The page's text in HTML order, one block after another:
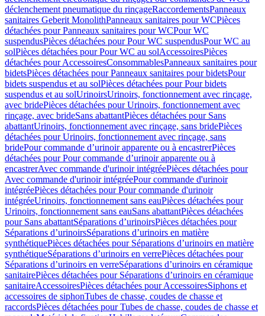
déclenchement pneumatique du rinçageRaccordementsPanneaux
sanitaires Geberit MonolithPanneaux sanitaires pour WCPièces
détachées pour Panneaux sanitaires pour WCPour WC
suspendusPièces détachées pour Pour WC suspendusPour WC au
solPièces détachées pour Pour WC au solAccessoiresPièces
détachées pour AccessoiresConsommablesPanneaux sanitaires pour
bidetsPièces détachées pour Panneaux sanitaires pour bidetsPour
bidets suspendus et au solPièces détachées pour Pour bidets
suspendus et au solUrinoirsUrinoirs, fonctionnement avec rinçage,
avec bridePièces détachées pour Urinoirs, fonctionnement avec
rinçage, avec brideSans abattantPièces détachées pour Sans
abattantUrinoirs, fonctionnement avec rinçage, sans bridePièces
détachées pour Urinoirs, fonctionnement avec rinçage, sans
bridePour commande d’urinoir apparente ou à encastrerPièces
détachées pour Pour commande d’urinoir apparente ou à
encastrerAvec commande d'urinoir intégréePièces détachées pour
Avec commande d'urinoir intégréePour commande d'urinoir
intégréePièces détachées pour Pour commande d'urinoir
intégréeUrinoirs, fonctionnement sans eauPièces détachées pour
Urinoirs, fonctionnement sans eauSans abattantPièces détachées
pour Sans abattantSéparations d’urinoirsPièces détachées pour
Séparations d’urinoirsSéparations d’urinoirs en matière
synthétiquePièces détachées pour Séparations d’urinoirs en matière
synthétiqueSéparations d’urinoirs en verrePièces détachées pour
Séparations d’urinoirs en verreSéparations d’urinoirs en céramique
sanitairePièces détachées pour Séparations d’urinoirs en céramique
sanitaireAccessoiresPièces détachées pour AccessoiresSiphons et
accessoires de siphonTubes de chasse, coudes de chasse et
raccordsPièces détachées pour Tubes de chasse, coudes de chasse et